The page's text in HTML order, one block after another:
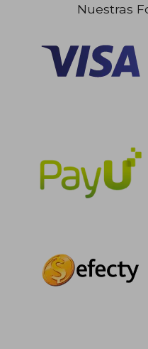
$
Nuestras